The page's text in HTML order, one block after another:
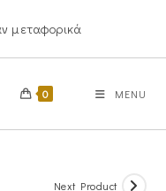
μεταφορικά
0 MENU
Next Product